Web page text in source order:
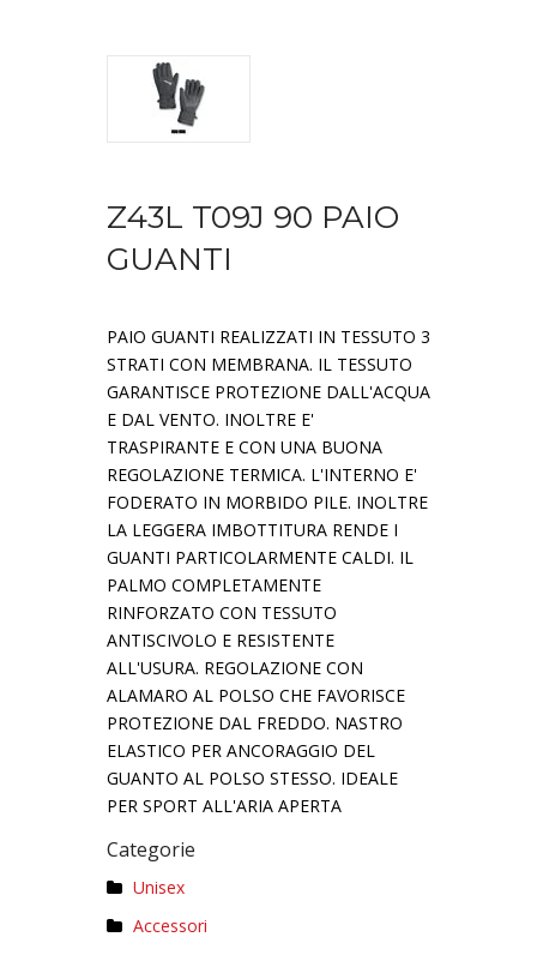
Z43L T09J 90 PAIO
GUANTI
PAIO GUANTI REALIZZATI IN TESSUTO 3
STRATI CON MEMBRANA. IL TESSUTO
GARANTISCE PROTEZIONE DALL'ACQUA
E DAL VENTO. INOLTRE E'
TRASPIRANTE E CON UNA BUONA
REGOLAZIONE TERMICA. L'INTERNO E'
FODERATO IN MORBIDO PILE. INOLTRE
LA LEGGERA IMBOTTITURA RENDE I
GUANTI PARTICOLARMENTE CALDI. IL
PALMO COMPLETAMENTE
RINFORZATO CON TESSUTO
ANTISCIVOLO E RESISTENTE
ALL'USURA. REGOLAZIONE CON
ALAMARO AL POLSO CHE FAVORISCE
PROTEZIONE DAL FREDDO. NASTRO
ELASTICO PER ANCORAGGIO DEL
GUANTO AL POLSO STESSO. IDEALE
PER SPORT ALL'ARIA APERTA
Categorie
Unisex
Accessori